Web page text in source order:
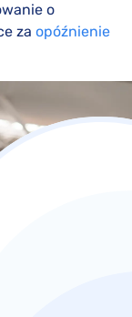
o
za opóźnienie